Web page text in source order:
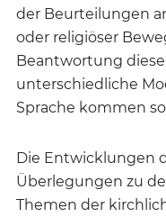
der Beurteilungen
oder religiöser
Beantwortung
unterschiedliche
Sprache kommen
Die Entwicklungen
Überlegungen zu
Themen der